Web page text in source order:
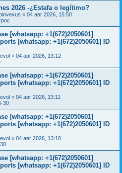
2026 -¿Estafa o legítimo?
« 04 авг 2026, 15:50
[whatsapp: +1(672)2050601]
[whatsapp: +1(672)2050601] ID
« 04 авг 2026, 13:12
[whatsapp: +1(672)2050601]
[whatsapp: +1(672)2050601] ID
« 04 авг 2026, 13:11
30
[whatsapp: +1(672)2050601]
[whatsapp: +1(672)2050601] ID
« 04 авг 2026, 13:10
[whatsapp: +1(672)2050601]
[whatsapp: +1(672)2050601] ID